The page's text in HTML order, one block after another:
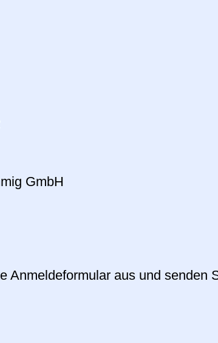
GmbH
Anmeldeformular aus und senden